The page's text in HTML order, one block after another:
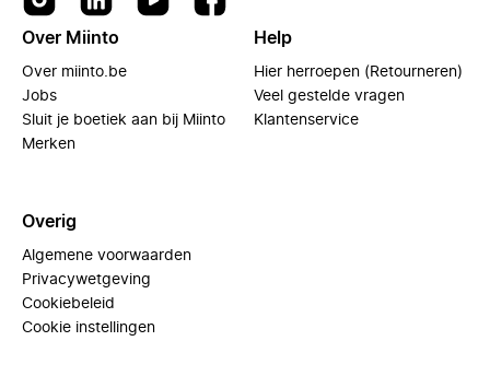
Over Miinto
Over miinto.be
Jobs
Sluit je boetiek aan bij Miinto
Merken
Help
Hier herroepen (Retourneren)
Veel gestelde vragen
Klantenservice
Overig
Algemene voorwaarden
Privacywetgeving
Cookiebeleid
Cookie instellingen